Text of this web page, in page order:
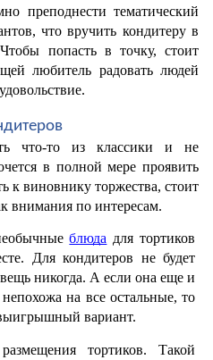
преподнести тематический
что вручить кондитеру в
попасть в точку, стоит
любитель радовать людей
что-то из классики и не
в полной мере проявить
к виновнику торжества, стоит
внимания по интересам.
блюда для тортиков
Для кондитеров не будет
никогда. А если она еще и
непохожа на все остальные, то
вариант.
тортиков. Такой